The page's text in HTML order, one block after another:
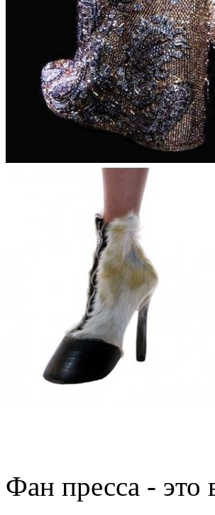
Фан пресса - это